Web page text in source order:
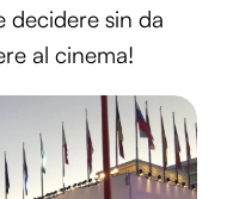
decidere sin da
al cinema!